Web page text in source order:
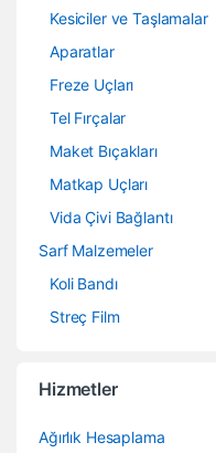
Kesiciler ve Taşlamalar
Aparatlar
Freze Uçları
Tel Fırçalar
Maket Bıçakları
Matkap Uçları
Vida Çivi Bağlantı
Sarf Malzemeler
Koli Bandı
Streç Film
Hizmetler
Ağırlık Hesaplama